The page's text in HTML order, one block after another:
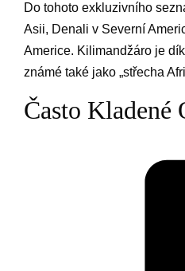
Do tohoto exkluzivního
Asii, Denali v Severní
Americe. Kilimandžáro je
známé také jako „střecha
Často Kladené